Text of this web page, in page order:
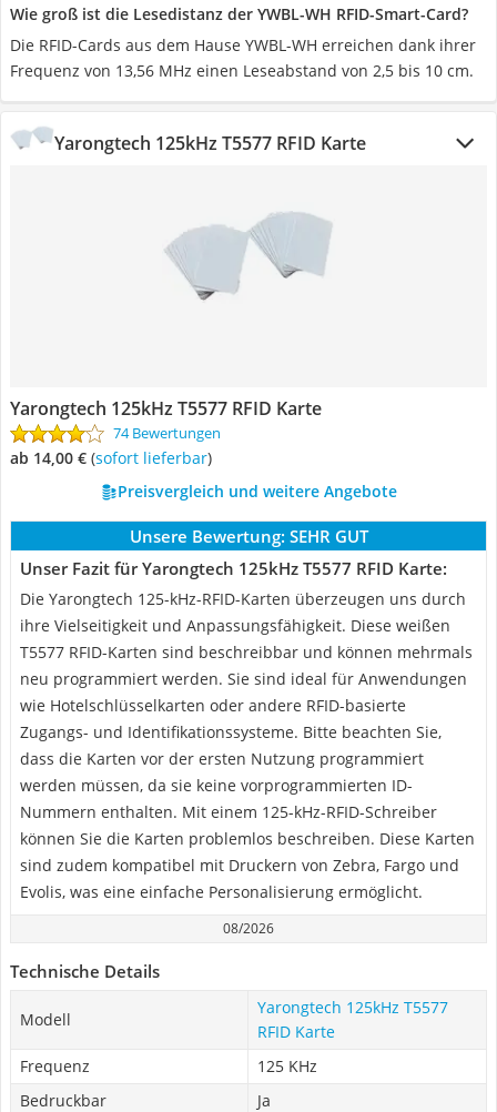
Wie groß ist die Lesedistanz der YWBL-WH RFID-Smart-Card?
Die RFID-Cards aus dem Hause YWBL-WH erreichen dank ihrer
Frequenz von 13,56 MHz einen Leseabstand von 2,5 bis 10 cm.
Yarongtech 125kHz T5577 RFID Karte
Yarongtech 125kHz T5577 RFID Karte
74 Bewertungen
ab 14,00 € ( Sofort lieferbar)
Preisvergleich und weitere Angebote
Unsere Bewertung: SEHR GUT
Unser Fazit für Yarongtech 125kHz T5577 RFID Karte:
Die Yarongtech 125-kHz-RFID-Karten überzeugen uns durch
ihre Vielseitigkeit und Anpassungsfähigkeit. Diese weißen
T5577 RFID-Karten sind beschreibbar und können mehrmals
neu programmiert werden. Sie sind ideal für Anwendungen
wie Hotelschlüsselkarten oder andere RFID-basierte
Zugangs- und Identifikationssysteme. Bitte beachten Sie,
dass die Karten vor der ersten Nutzung programmiert
werden müssen, da sie keine vorprogrammierten ID-
Nummern enthalten. Mit einem 125-kHz-RFID-Schreiber
können Sie die Karten problemlos beschreiben. Diese Karten
sind zudem kompatibel mit Druckern von Zebra, Fargo und
Evolis, was eine einfache Personalisierung ermöglicht.
08/2026
Technische Details
Modell
Yarongtech 125kHz T5577
RFID Karte
Frequenz
125 KHz
Bedruckbar
Ja